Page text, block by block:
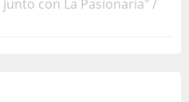
con La Pasionaria" /